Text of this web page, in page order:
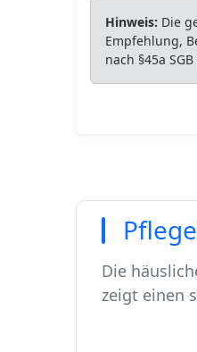
Hinweis: Die
Empfehlung,
nach §45a
Die
zeigt einen
In
Von
Ca. 5096
Der